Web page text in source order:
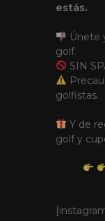
estás.
Únete
golf.
SIN
golfistas.
Y de
golf y